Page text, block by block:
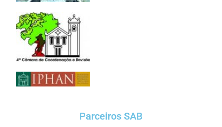
Parceiros SAB